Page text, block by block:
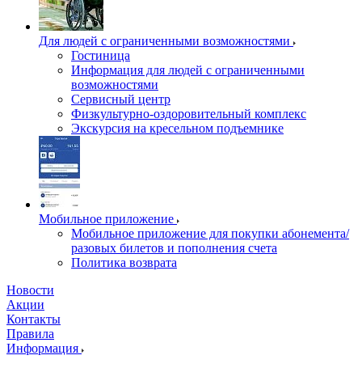
Для людей с ограниченными возможностями
Гостиница
Информация для людей с ограниченными
возможностями
Сервисный центр
Физкультурно-оздоровительный комплекс
Экскурсия на кресельном подъемнике
Мобильное приложение
Мобильное приложение для покупки абонемента/
разовых билетов и пополнения счета
Политика возврата
Новости
Акции
Контакты
Правила
Информация